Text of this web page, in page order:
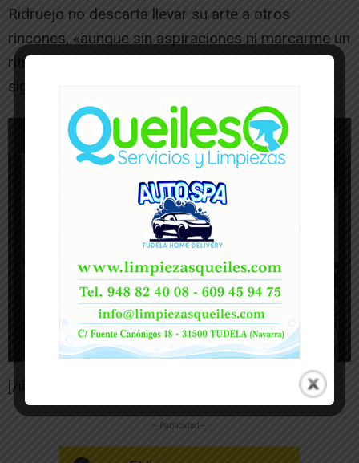
Ridruejo no descarta llevar su arte a otros
rincones, «aunque sin aspiraciones ni marcarme un
ritmo. Puede que haga algo, pero siempre
siguiendo mis normas», concluye el artista.
1de 17
[/ihc-hide-content]
-- Publicidad --